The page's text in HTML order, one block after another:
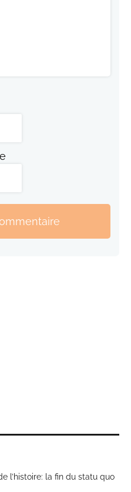
l’histoire: la fin du statu quo